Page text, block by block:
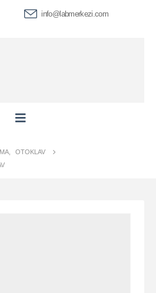
info@labmerkezi.com
OTOKLAV